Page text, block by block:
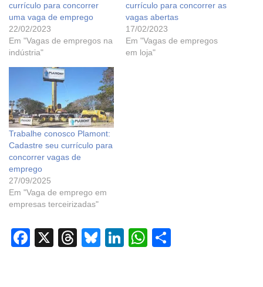
currículo para concorrer
uma vaga de emprego
22/02/2023
Em "Vagas de empregos na
indústria"
currículo para concorrer as
vagas abertas
17/02/2023
Em "Vagas de empregos
em loja"
Trabalhe conosco Plamont:
Cadastre seu currículo para
concorrer vagas de
emprego
27/09/2025
Em "Vaga de emprego em
empresas terceirizadas"
F
X
T
Bl Li
W